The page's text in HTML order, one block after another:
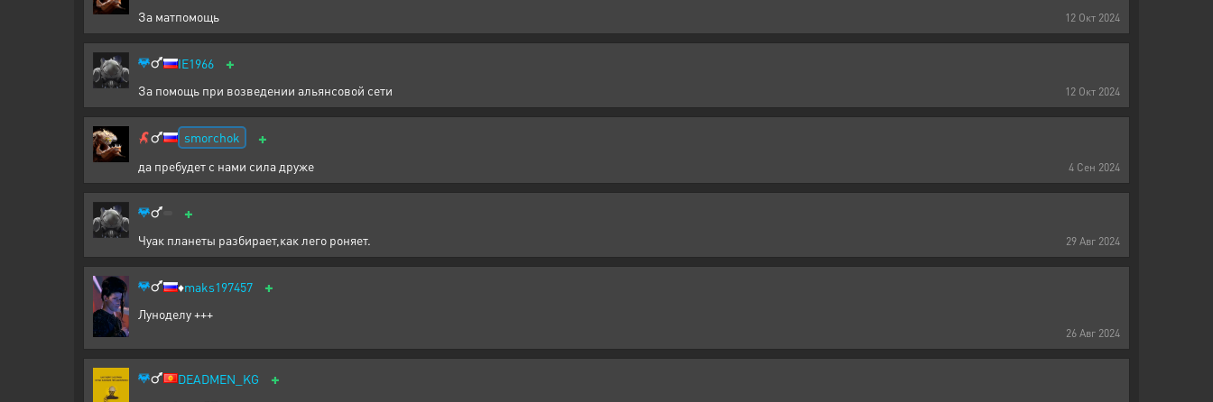
12 Окт 2024
За матпомощь
12 Окт 2024
IE1966 +
За помощь при возведении альянсовой сети
4 Сен 2024
smorchok +
да пребудет с нами сила друже
29 Авг 2024
+
Чуак планеты разбирает,как лего роняет.
26 Авг 2024
♦️maks197457 +
Луноделу +++
DEADMEN_KG +